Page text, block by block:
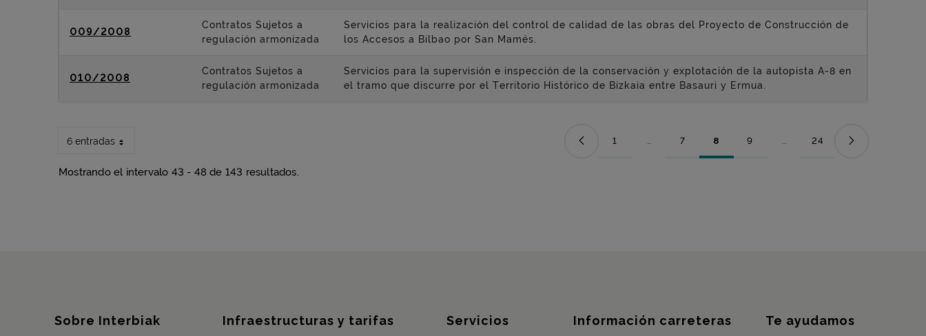
009/2008
Contratos Sujetos a
regulación armonizada
Servicios para la realización del control de calidad de las obras del Proyecto de Construcción de
los Accesos a Bilbao por San Mamés.
010/2008
Contratos Sujetos a
regulación armonizada
Servicios para la supervisión e inspección de la conservación y explotación de la autopista A-8 en
el tramo que discurre por el Territorio Histórico de Bizkaia entre Basauri y Ermua.
6 entradas
Mostrando el intervalo 43 - 48 de 143 resultados.
Página
1 ...
Páginas intermedias Use TAB para desplazarse.
Página
7 Página
8 Página
9 ...
Páginas intermedias Use TAB
Página
24
Mapa del sitio
Sobre Interbiak Infraestructuras y tarifas Servicios Información carreteras Te ayudamos